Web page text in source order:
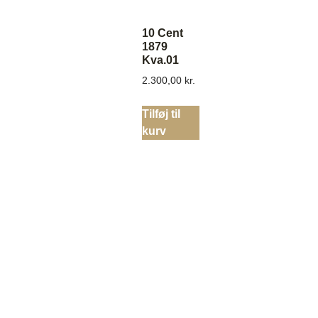
10 Cent
1879
Kva.01
2.300,00 kr.
Tilføj til
kurv